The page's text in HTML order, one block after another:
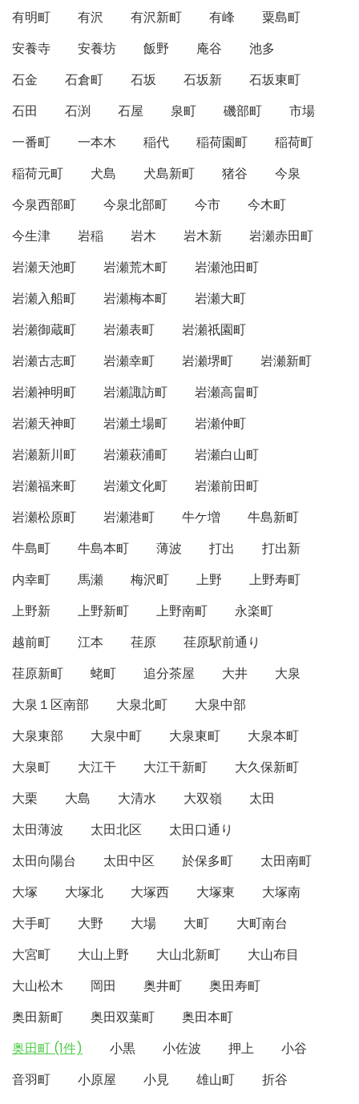
有明町
有沢 有沢新町 有峰
粟島町
安養寺
安養坊 飯野 庵谷
池多
石金
石倉町 石坂 石坂新
石坂東町
石田
石渕 石屋 泉町 磯部町
市場
一番町
一本木 稲代 稲荷園町
稲荷町
稲荷元町
犬島 犬島新町 猪谷
今泉
今泉西部町
今泉北部町 今市
今木町
今生津
岩稲 岩木 岩木新
岩瀬赤田町
岩瀬天池町
岩瀬荒木町
岩瀬池田町
岩瀬入船町
岩瀬梅本町
岩瀬大町
岩瀬御蔵町
岩瀬表町
岩瀬祇園町
岩瀬古志町
岩瀬幸町 岩瀬堺町
岩瀬新町
岩瀬神明町
岩瀬諏訪町
岩瀬高畠町
岩瀬天神町
岩瀬土場町
岩瀬仲町
岩瀬新川町
岩瀬萩浦町
岩瀬白山町
岩瀬福来町
岩瀬文化町
岩瀬前田町
岩瀬松原町
岩瀬港町 牛ケ増
牛島新町
牛島町
牛島本町 薄波 打出
打出新
内幸町
馬瀬 梅沢町 上野
上野寿町
上野新
上野新町 上野南町
永楽町
越前町
江本 荏原
荏原駅前通り
荏原新町
蛯町 追分茶屋 大井
大泉
大泉１区南部
大泉北町
大泉中部
大泉東部
大泉中町 大泉東町
大泉本町
大泉町
大江干 大江干新町
大久保新町
大栗
大島 大清水 大双嶺
太田
太田薄波
太田北区
太田口通り
太田向陽台
太田中区 於保多町
太田南町
大塚
大塚北 大塚西 大塚東
大塚南
大手町
大野 大場 大町
大町南台
大宮町
大山上野 大山北新町
大山布目
大山松木
岡田 奥井町
奥田寿町
奥田新町
奥田双葉町
奥田本町
奥田町 (1件)
小黒 小佐波 押上
小谷
音羽町
小原屋 小見 雄山町
折谷